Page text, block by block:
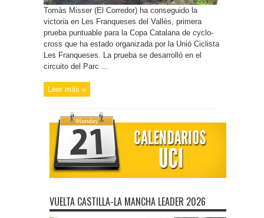
Tomàs Misser (El Corredor) ha conseguido la
victoria en Les Franqueses del Vallès, primera
prueba puntuable para la Copa Catalana de cyclo-
cross que ha estado organizada por la Unió Ciclista
Les Franqueses. La prueba se desarrolló en el
circuito del Parc ...
Leer más »
VUELTA CASTILLA-LA MANCHA LEADER 2026